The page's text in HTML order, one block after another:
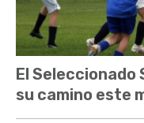
El Seleccionado
su camino este